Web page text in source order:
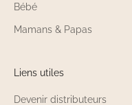
Bébé
Mamans & Papas
Liens utiles
Devenir distributeurs